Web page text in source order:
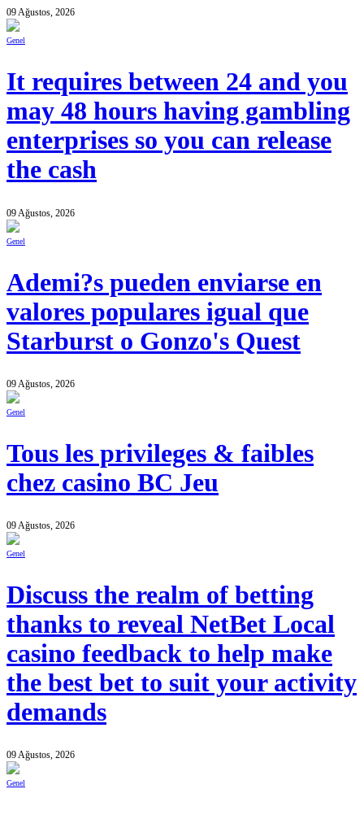
09 Ağustos, 2026
Genel
It requires between 24 and you
may 48 hours having gambling
enterprises so you can release
the cash
09 Ağustos, 2026
Genel
Ademi?s pueden enviarse en
valores populares igual que
Starburst o Gonzo's Quest
09 Ağustos, 2026
Genel
Tous les privileges & faibles
chez casino BC Jeu
09 Ağustos, 2026
Genel
Discuss the realm of betting
thanks to reveal NetBet Local
casino feedback to help make
the best bet to suit your activity
demands
09 Ağustos, 2026
Genel